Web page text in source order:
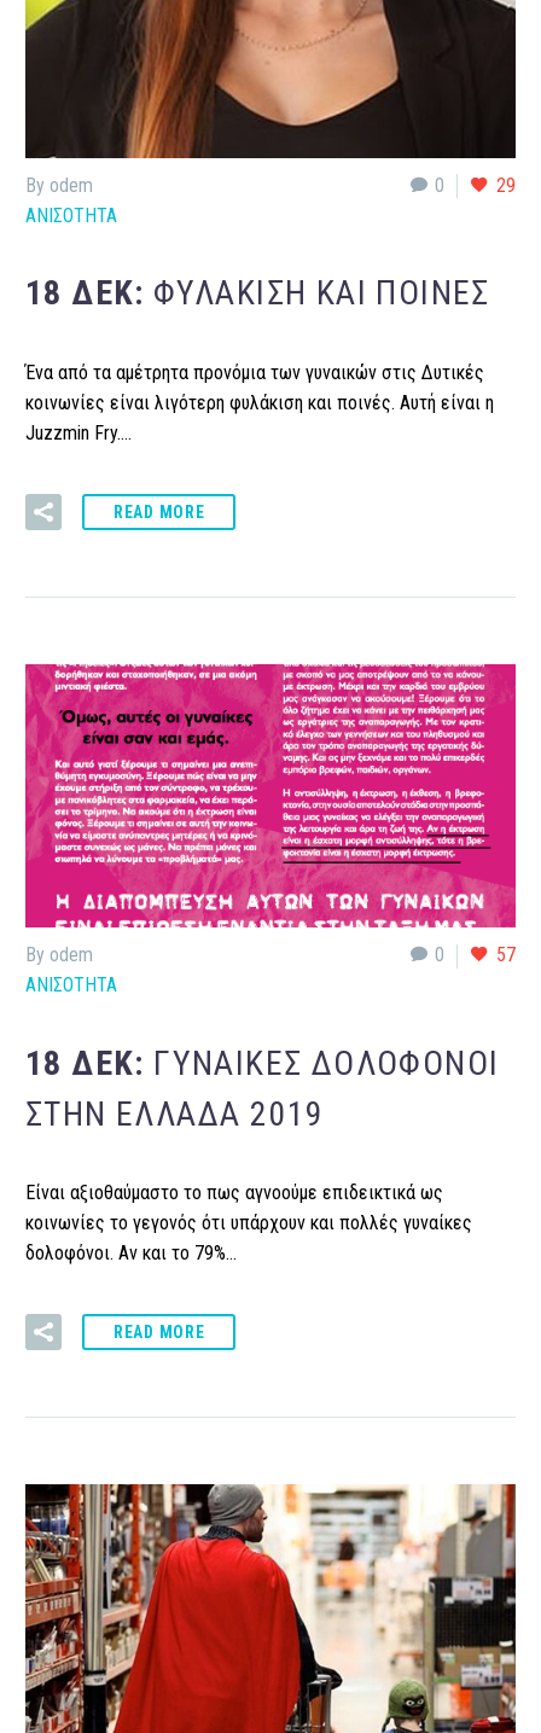
0 29
By odem
ΑΝΙΣΟΤΗΤΑ
18 ΔΕΚ: ΦΥΛΆΚΙΣΗ ΚΑΙ ΠΟΙΝΈΣ
Ένα από τα αμέτρητα προνόμια των γυναικών στις Δυτικές
κοινωνίες είναι λιγότερη φυλάκιση και ποινές. Αυτή είναι η
Juzzmin Fry….
READ MORE
0 57
By odem
ΑΝΙΣΟΤΗΤΑ
18 ΔΕΚ: ΓΥΝΑΊΚΕΣ ΔΟΛΟΦΌΝΟΙ
ΣΤΗΝ ΕΛΛΆΔΑ 2019
Είναι αξιοθαύμαστο το πως αγνοούμε επιδεικτικά ως
κοινωνίες το γεγονός ότι υπάρχουν και πολλές γυναίκες
δολοφόνοι. Αν και το 79%…
READ MORE